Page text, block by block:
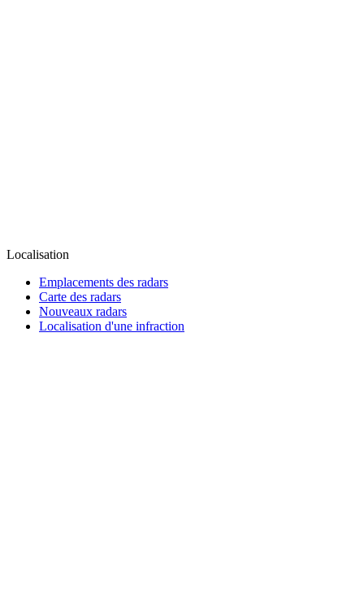
Localisation
Emplacements des radars
Carte des radars
Nouveaux radars
Localisation d'une infraction